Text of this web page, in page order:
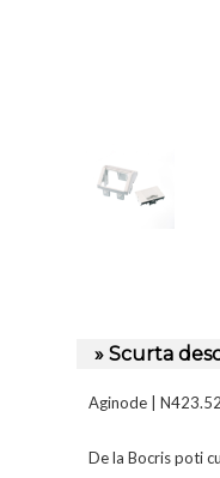
» Scurta
Aginode |
De la Bocris poti